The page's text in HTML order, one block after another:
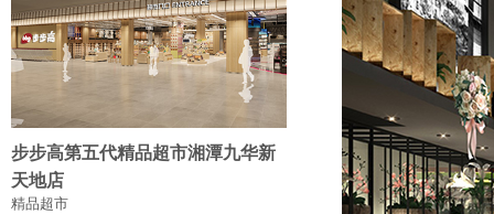
步步高第五代精品超市湘潭九华新
天地店
精品超市